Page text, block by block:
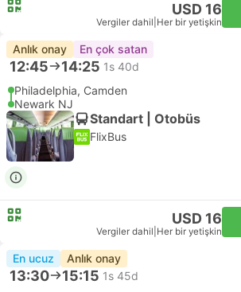
USD 16
Vergiler dahil Her bir yetişkin
Anlık onay En çok satan
12:45 14:25 1s 40d
Philadelphia, Camden
Newark NJ
Standart | Otobüs
FlixBus
USD 16
Vergiler dahil Her bir yetişkin
En ucuz Anlık onay
13:30 15:15 1s 45d